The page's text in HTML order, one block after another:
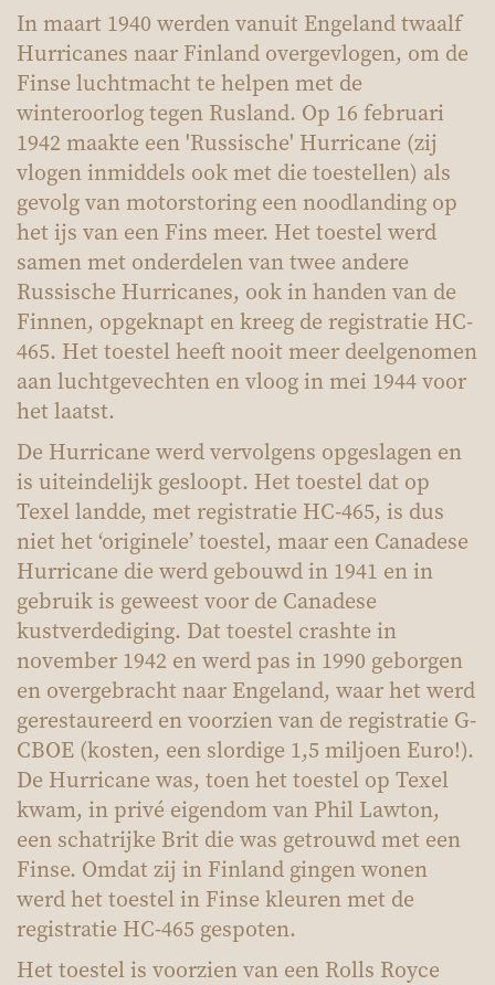
In maart 1940 werden vanuit Engeland twaalf
Hurricanes naar Finland overgevlogen, om de
Finse luchtmacht te helpen met de
winteroorlog tegen Rusland. Op 16 februari
1942 maakte een 'Russische' Hurricane (zij
vlogen inmiddels ook met die toestellen) als
gevolg van motorstoring een noodlanding op
het ijs van een Fins meer. Het toestel werd
samen met onderdelen van twee andere
Russische Hurricanes, ook in handen van de
Finnen, opgeknapt en kreeg de registratie HC-
465. Het toestel heeft nooit meer deelgenomen
aan luchtgevechten en vloog in mei 1944 voor
het laatst.
De Hurricane werd vervolgens opgeslagen en
is uiteindelijk gesloopt. Het toestel dat op
Texel landde, met registratie HC-465, is dus
niet het ‘originele’ toestel, maar een Canadese
Hurricane die werd gebouwd in 1941 en in
gebruik is geweest voor de Canadese
kustverdediging. Dat toestel crashte in
november 1942 en werd pas in 1990 geborgen
en overgebracht naar Engeland, waar het werd
gerestaureerd en voorzien van de registratie G-
CBOE (kosten, een slordige 1,5 miljoen Euro!).
De Hurricane was, toen het toestel op Texel
kwam, in privé eigendom van Phil Lawton,
een schatrijke Brit die was getrouwd met een
Finse. Omdat zij in Finland gingen wonen
werd het toestel in Finse kleuren met de
registratie HC-465 gespoten.
Het toestel is voorzien van een Rolls Royce